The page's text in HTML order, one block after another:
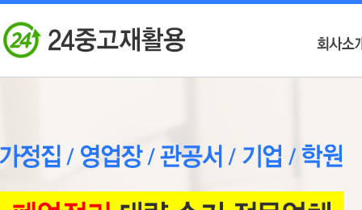
본
문
기